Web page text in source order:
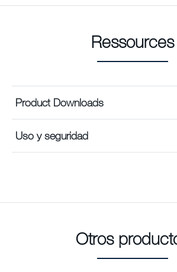
Ressources
Product Downloads
Uso y seguridad
Otros